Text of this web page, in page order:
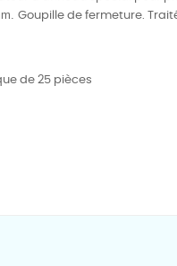
Goupille de fermeture.
de 25 pièces